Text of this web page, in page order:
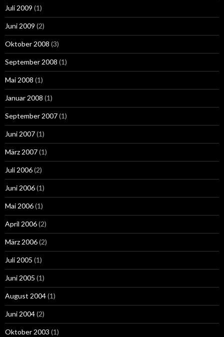
Juli 2009 (1)
Juni 2009 (2)
Oktober 2008 (3)
September 2008 (1)
Mai 2008 (1)
Januar 2008 (1)
September 2007(1)
Juni 2007(1)
März 2007(1)
Juli 2006(2)
Juni 2006(1)
Mai 2006(1)
April 2006(2)
März 2006(2)
Juli 2005 (1)
Juni 2005 (1)
August 2004(1)
Juni 2004(2)
Oktober 2003 (1)